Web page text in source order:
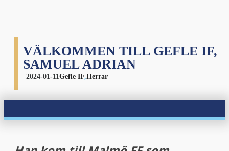
VÄLKOMMEN TILL GEFLE IF,
SAMUEL ADRIAN
2024-01-11Gefle IF,Herrar